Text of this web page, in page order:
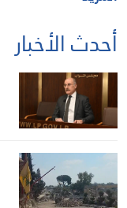
أحدث الأخبار